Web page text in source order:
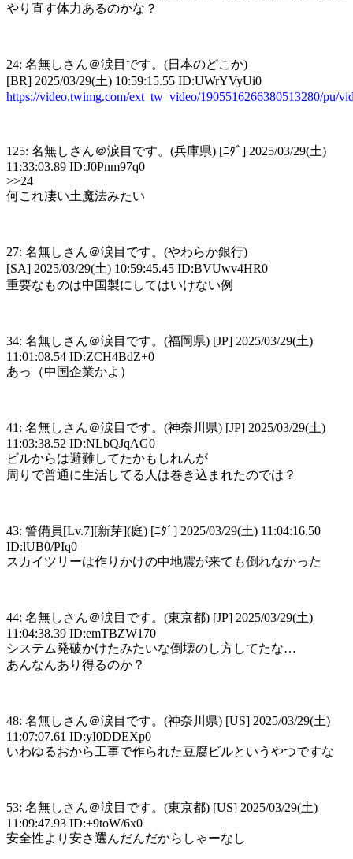
やり直す体力あるのかな？
24: 名無しさん＠涙目です。(日本のどこか)
[BR] 2025/03/29(土) 10:59:15.55 ID:UWrYVyUi0
https://video.twimg.com/ext_tw_video/1905516266380513280/pu/
125: 名無しさん＠涙目です。(兵庫県) [ﾆﾀﾞ] 2025/03/29(土)
11:33:03.89 ID:J0Pnm97q0
>>24
何これ凄い土魔法みたい
27: 名無しさん＠涙目です。(やわらか銀行)
[SA] 2025/03/29(土) 10:59:45.45 ID:BVUwv4HR0
重要なものは中国製にしてはいけない例
34: 名無しさん＠涙目です。(福岡県) [JP] 2025/03/29(土)
11:01:08.54 ID:ZCH4BdZ+0
あっ（中国企業かよ）
41: 名無しさん＠涙目です。(神奈川県) [JP] 2025/03/29(土)
11:03:38.52 ID:NLbQJqAG0
ビルからは避難してたかもしれんが
周りで普通に生活してる人は巻き込まれたのでは？
43: 警備員[Lv.7][新芽](庭) [ﾆﾀﾞ] 2025/03/29(土) 11:04:16.50
ID:lUB0/PIq0
スカイツリーは作りかけの中地震が来ても倒れなかった
44: 名無しさん＠涙目です。(東京都) [JP] 2025/03/29(土)
11:04:38.39 ID:emTBZW170
システム発破かけたみたいな倒壊のし方してたな…
あんなんあり得るのか？
48: 名無しさん＠涙目です。(神奈川県) [US] 2025/03/29(土)
11:07:07.61 ID:yI0DDEXp0
いわゆるおから工事で作られた豆腐ビルというやつですな
53: 名無しさん＠涙目です。(東京都) [US] 2025/03/29(土)
11:09:47.93 ID:+9toW/6x0
安全性より安さ選んだんだからしゃーなし